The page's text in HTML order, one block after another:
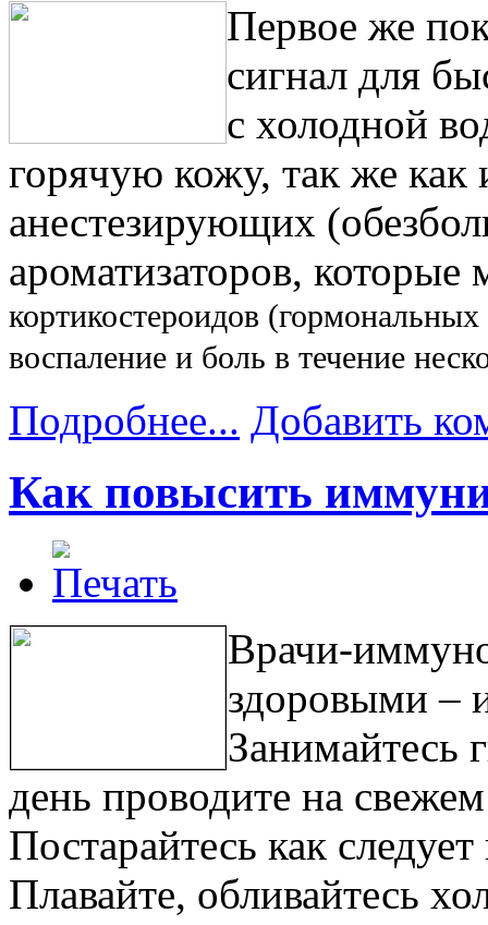
Первое же
сигнал для
с холодной
горячую кожу, так же как
анестезирующих
ароматизаторов, которые
кортикостероидов
воспаление и боль в течение
Подробнее... Добавить
Как повысить
Врачи-
здоровыми –
Занимайтесь
день проводите на
Постарайтесь как
Плавайте, обливайтесь